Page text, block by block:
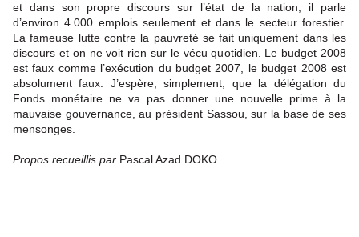
et dans son propre discours sur l’état de la nation, il parle
d’environ 4.000 emplois seulement et dans le secteur forestier.
La fameuse lutte contre la pauvreté se fait uniquement dans les
discours et on ne voit rien sur le vécu quotidien. Le budget 2008
est faux comme l’exécution du budget 2007, le budget 2008 est
absolument faux. J’espère, simplement, que la délégation du
Fonds monétaire ne va pas donner une nouvelle prime à la
mauvaise gouvernance, au président Sassou, sur la base de ses
mensonges.
Propos recueillis par Pascal Azad DOKO